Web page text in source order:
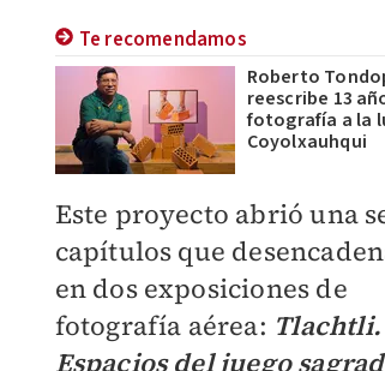
Te recomendamos
Roberto
reescribe 13
fotografía a la
Coyolxauhqui
Este proyecto abrió una
capítulos que
en dos exposiciones de
fotografía aérea: Tlachtli.
Espacios del juego